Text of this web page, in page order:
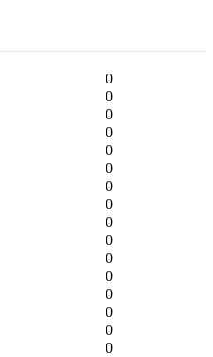
0
0
0
0
0
0
0
0
0
0
0
0
0
0
0
0